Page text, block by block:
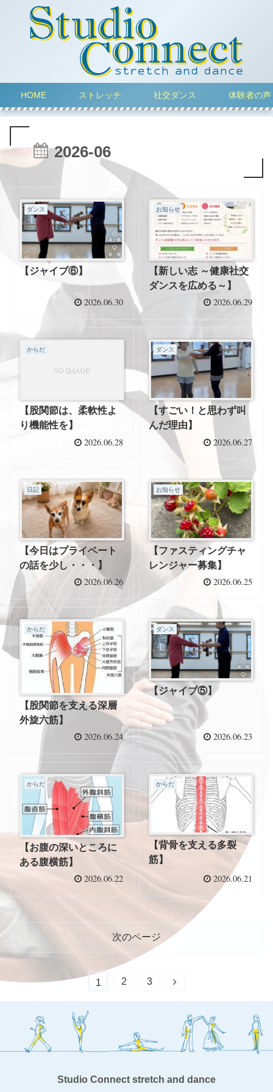
HOME ストレッチ 社交ダンス 体験者の声
2026-06
ダンス
【ジャイブ⑥】
2026.06.30
お知らせ
【新しい志 ～健康社交
ダンスを広める～】
2026.06.29
からだ
【股関節は、柔軟性よ
り機能性を】
2026.06.28
ダンス
【すごい！と思わず叫
んだ理由】
2026.06.27
日記
【今日はプライベート
の話を少し・・・】
2026.06.26
お知らせ
【ファスティングチャ
レンジャー募集】
2026.06.25
からだ
【股関節を支える深層
外旋六筋】
2026.06.24
ダンス
【ジャイブ⑤】
2026.06.23
からだ
【お腹の深いところに
ある腹横筋】
2026.06.22
からだ
【背骨を支える多裂
筋】
2026.06.21
次のページ
1 2 3
Studio Connect stretch and dance